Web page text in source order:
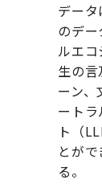
デー
のデ
ルエ
生の
ーン
ート
ト（
とが
る。